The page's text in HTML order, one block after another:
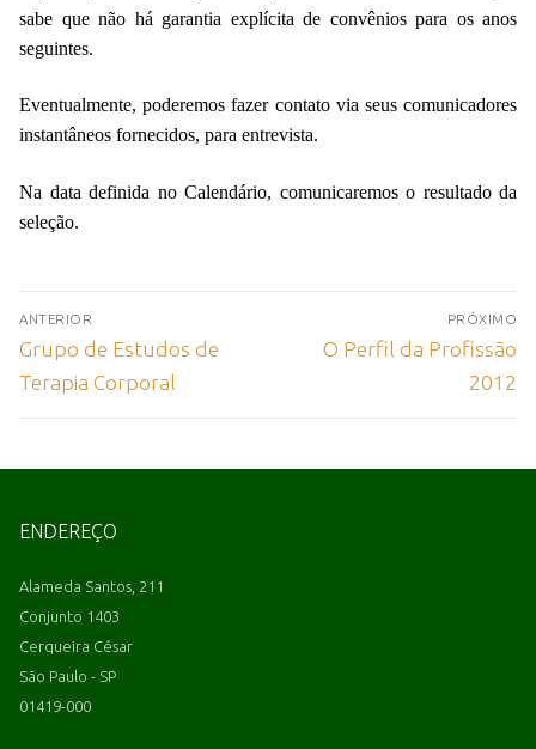
sabe que não há garantia explícita de convênios para os anos
seguintes.
Eventualmente, poderemos fazer contato via seus comunicadores
instantâneos fornecidos, para entrevista.
Na data definida no Calendário, comunicaremos o resultado da
seleção.
ANTERIOR
Grupo de Estudos de
Terapia Corporal
PRÓXIMO
O Perfil da Profissão
2012
ENDEREÇO
Alameda Santos, 211
Conjunto 1403
Cerqueira César
São Paulo - SP
01419-000